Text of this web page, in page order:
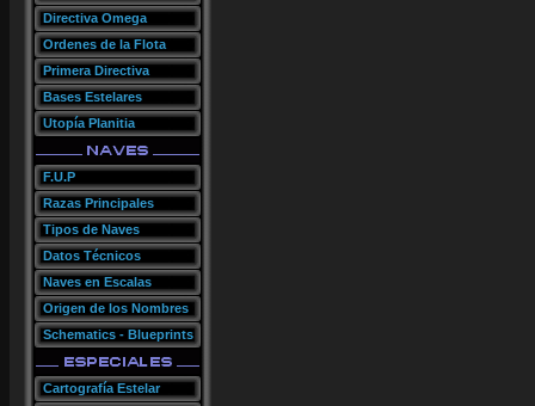
Directiva Omega
Ordenes de la Flota
Primera Directiva
Bases Estelares
Utopía Planitia
F.U.P
Razas Principales
Tipos de Naves
Datos Técnicos
Naves en Escalas
Origen de los Nombres
Schematics - Blueprints
Cartografía Estelar